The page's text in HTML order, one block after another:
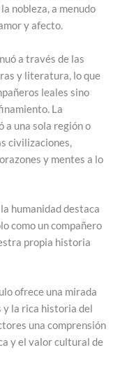
nobleza, a menudo
y afecto.
a través de las
y literatura, lo que
leales sino
La
a una sola región o
civilizaciones,
y mentes a lo
humanidad destaca
como un compañero
propia historia
ofrece una mirada
y la rica historia del
una comprensión
y el valor cultural de